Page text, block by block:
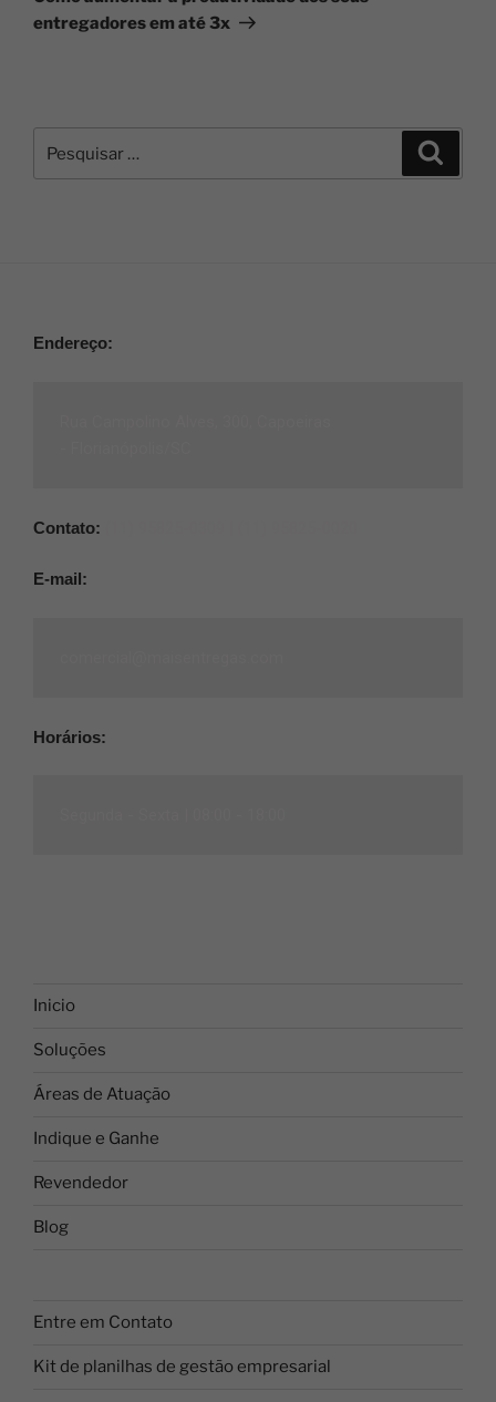
entregadores em até 3x
Endereço:
Contato:
E-mail:
Horários:
Inicio
Soluções
Áreas de Atuação
Indique e Ganhe
Revendedor
Blog
Entre em Contato
Kit de planilhas de gestão empresarial